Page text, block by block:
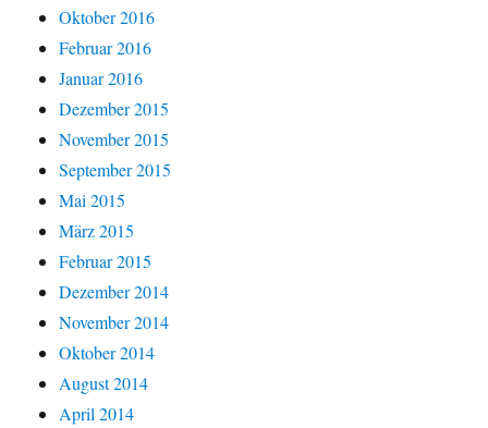
Oktober 2016
Februar 2016
Januar 2016
Dezember 2015
November 2015
September 2015
Mai 2015
März 2015
Februar 2015
Dezember 2014
November 2014
Oktober 2014
August 2014
April 2014